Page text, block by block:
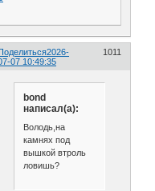
1011
2026-
07 10:49:35
bond
написал(а):
Володь,на
камнях под
вышкой втроль
ловишь?